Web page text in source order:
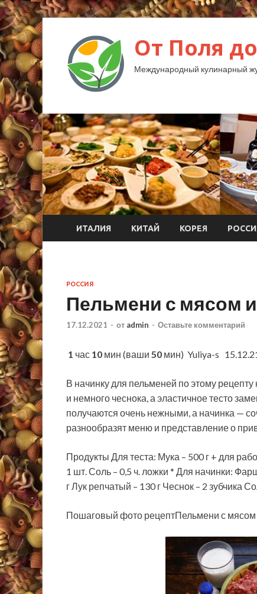
От Поля
Международный кулинарный
ИТАЛИЯ КИТАЙ КОРЕЯ
РОССИЯ
Пельмени с мясом
17.12.2021 - от admin - Оставьте комментарий
1 час 10 мин (ваши 50 мин) Yuliya-s
В начинку для пельменей по этому
и немного чеснока, а эластичное тесто
получаются очень нежными, а начинка —
разнообразят меню и представление о
Продукты Для теста: Мука – 500 г + для
1 шт. Соль – 0,5 ч. ложки * Для начинки:
г Лук репчатый – 130 г Чеснок – 2 зубчика
Пошаговый фото рецептПельмени с